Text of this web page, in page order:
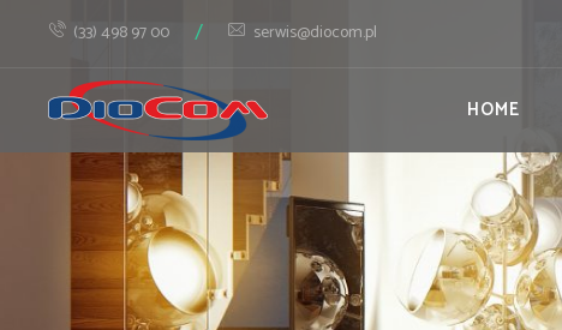
(33) 498 97 00 / serwis@diocom.pl
HOME